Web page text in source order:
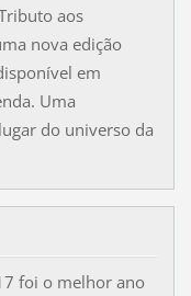
aos
nova edição
em
Uma
do universo da
foi o melhor ano